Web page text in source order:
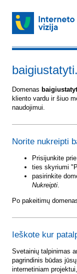
Domenas
kliento vardu ir šiuo
naudojimui.
Norite nukreipti
Prisijunkite
ties skyriumi
pasirinkite
Nukreipti.
Po pakeitimų
Ieškote kur
Svetainių talpinimas
pagrindinis būdas
internetiniam